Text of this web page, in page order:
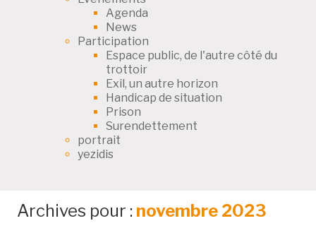
Agenda
News
Participation
Espace public, de l'autre côté du
trottoir
Exil, un autre horizon
Handicap de situation
Prison
Surendettement
portrait
yezidis
Archives pour : novembre 2023